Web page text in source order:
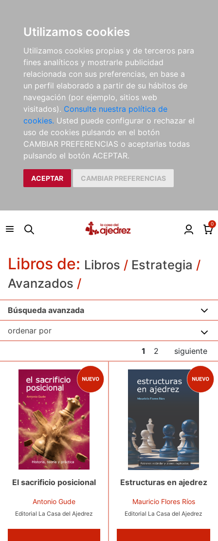
Utilizamos cookies
Utilizamos cookies propias y de terceros para
fines analíticos y mostrarle publicidad
relacionada con sus preferencias, en base a
un perfil elaborado a partir de su hábitos de
navegación (por ejemplo, sitios web
visitados). Consulte nuestra política de
cookies. Usted puede configurar o rechazar el
uso de cookies pulsando en el botón
CAMBIAR PREFERENCIAS o aceptarlas todas
pulsando el botón ACEPTAR.
ACEPTAR CAMBIAR PREFERENCIAS
0
Libros de: Libros / Estrategia /
Avanzados /
Búsqueda avanzada
1 2 siguiente
El sacrificio posicional
Antonio Gude
Editorial La Casa del Ajedrez
Estructuras en ajedrez
Mauricio Flores Ríos
Editorial La Casa del Ajedrez